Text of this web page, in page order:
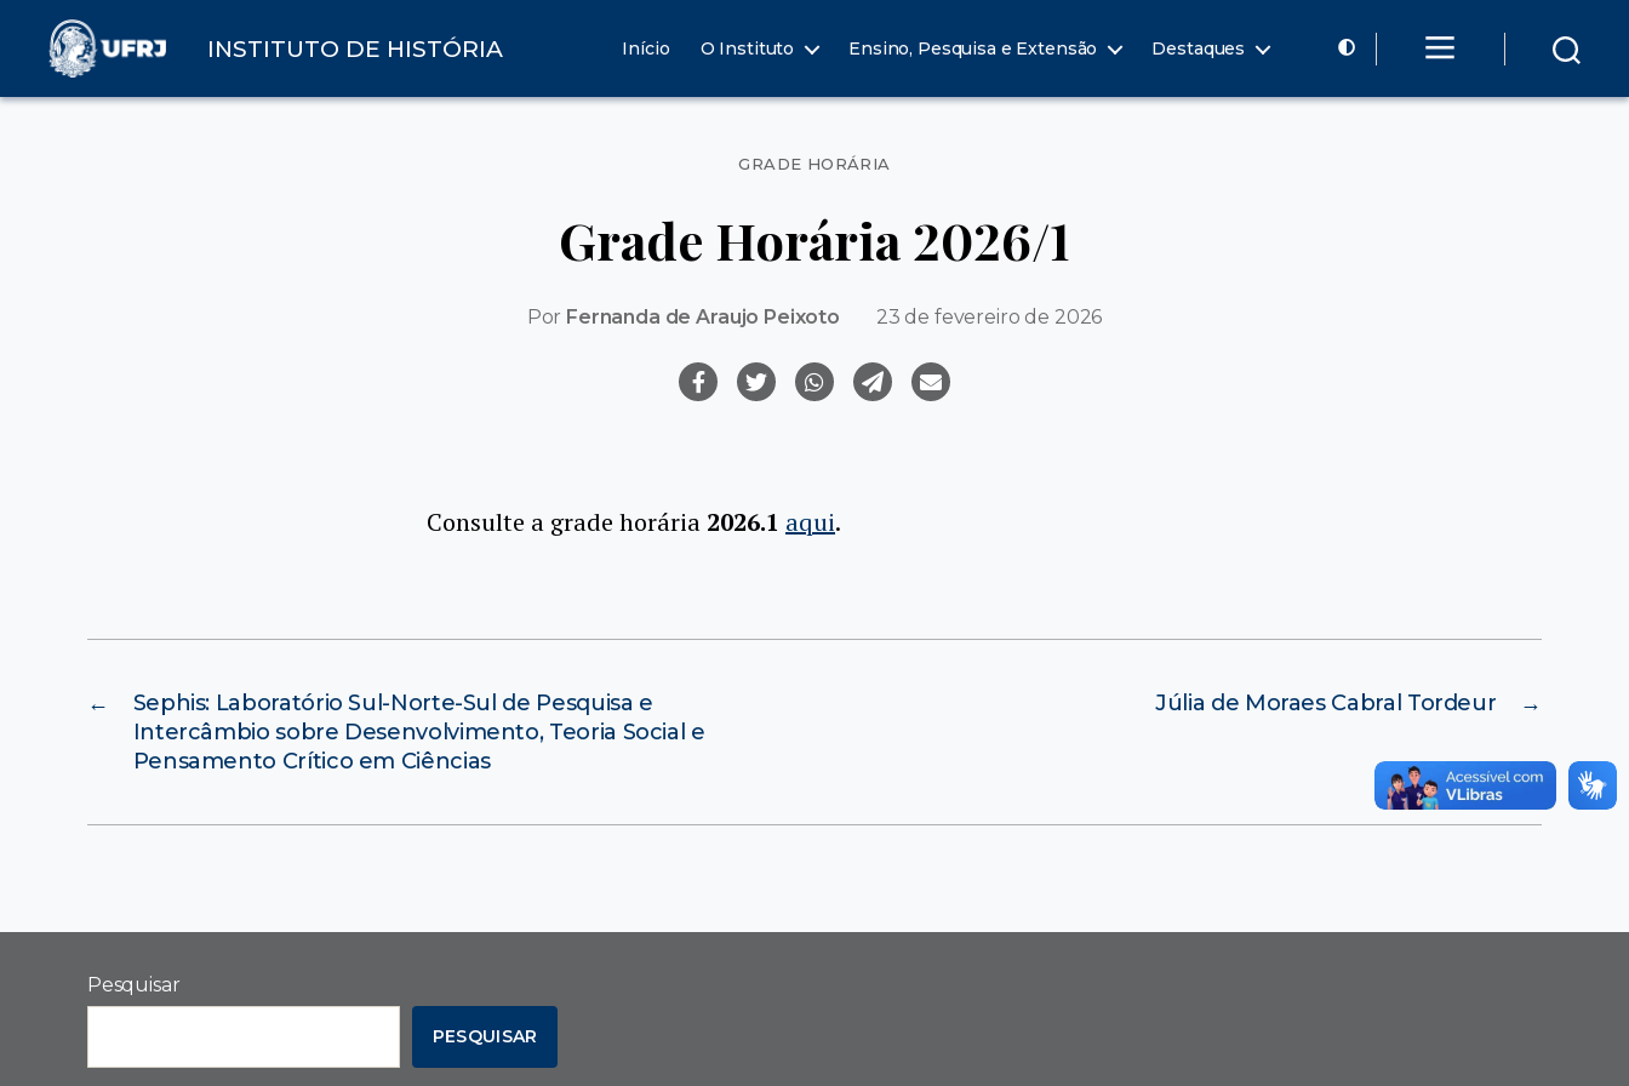
INSTITUTO DE HISTÓRIA Início O Instituto Ensino, Pesquisa e Extensão Destaques
Categorias
GRADE HORÁRIA
Grade Horária 2026/1
Por Fernanda de Araujo Peixoto 23 de fevereiro de 2026
Consulte a grade horária 2026.1 aqui.
←
Sephis: Laboratório Sul-Norte-Sul de Pesquisa e
Intercâmbio sobre Desenvolvimento, Teoria Social e
Pensamento Crítico em Ciências
→
Júlia de Moraes Cabral Tordeur
Pesquisar
PESQUISAR